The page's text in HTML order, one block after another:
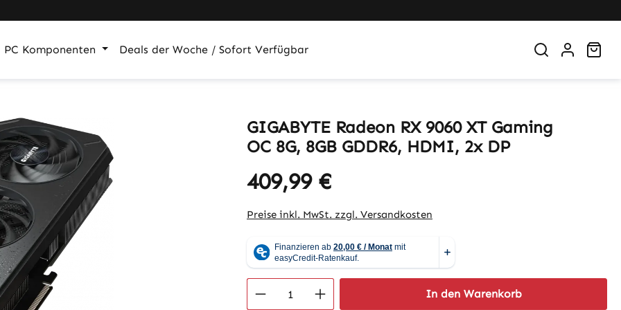
PC Komponenten Deals der Woche / Sofort Verfügbar
GIGABYTE Radeon RX 9060 XT Gaming
OC 8G, 8GB GDDR6, HDMI, 2x DP
Regulärer Preis:
409,99 €
Preise inkl. MwSt. zzgl. Versandkosten
Produkt Anzahl: Gib den gewünschten Wert
In den Warenkorb